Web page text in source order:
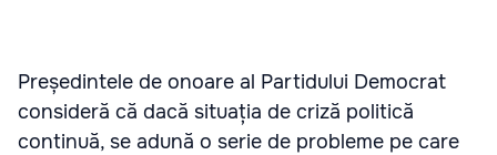
Președintele de onoare al Partidului Democrat
consideră că dacă situația de criză politică
continuă, se adună o serie de probleme pe care